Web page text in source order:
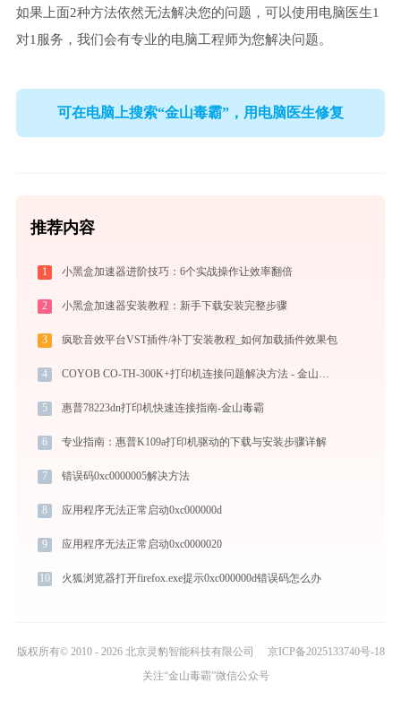
如果上面2种方法依然无法解决您的问题，可以使用电脑医生1
对1服务，我们会有专业的电脑工程师为您解决问题。
可在电脑上搜索“金山毒霸”，用电脑医生修复
推荐内容
1 小黑盒加速器进阶技巧：6个实战操作让效率翻倍
2 小黑盒加速器安装教程：新手下载安装完整步骤
3 疯歌音效平台VST插件/补丁安装教程_如何加载插件效果包
4 COYOB CO-TH-300K+打印机连接问题解决方法 - 金山毒霸
5 惠普78223dn打印机快速连接指南-金山毒霸
6 专业指南：惠普K109a打印机驱动的下载与安装步骤详解
7 错误码0xc0000005解决方法
8 应用程序无法正常启动0xc000000d
9 应用程序无法正常启动0xc0000020
10 火狐浏览器打开firefox.exe提示0xc000000d错误码怎么办
版权所有© 2010 - 2026 北京灵豹智能科技有限公司
京ICP备2025133740号-18
关注“金山毒霸”微信公众号